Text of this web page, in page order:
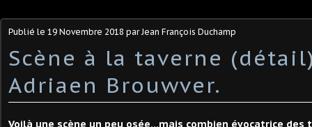
Publié le 19 Novembre 2018 par Jean François Duchamp
Scène à la taverne
Adriaen Brouwver.
Voilà une scène un peu osée...mais combien évocatrice des